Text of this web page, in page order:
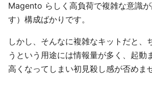
Magento らしく高負荷で複雑な意識
す）構成ばかりです。
しかし、そんなに複雑なキットだと、
うという用途には情報量が多く、起動
高くなってしまい初見殺し感が否めま